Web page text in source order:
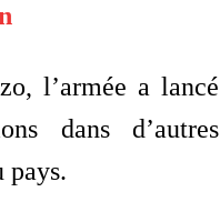
l’armée a lancé
dans d’autres
pays.